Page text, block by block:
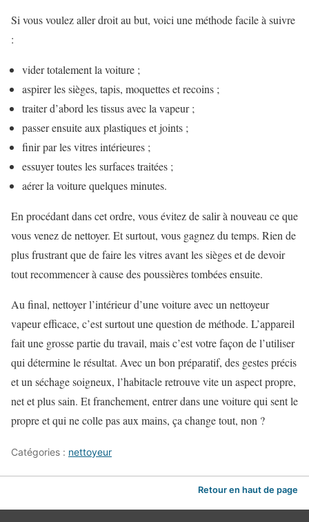
Si vous voulez aller droit au but, voici une méthode facile à suivre
:
vider totalement la voiture ;
aspirer les sièges, tapis, moquettes et recoins ;
traiter d’abord les tissus avec la vapeur ;
passer ensuite aux plastiques et joints ;
finir par les vitres intérieures ;
essuyer toutes les surfaces traitées ;
aérer la voiture quelques minutes.
En procédant dans cet ordre, vous évitez de salir à nouveau ce que
vous venez de nettoyer. Et surtout, vous gagnez du temps. Rien de
plus frustrant que de faire les vitres avant les sièges et de devoir
tout recommencer à cause des poussières tombées ensuite.
Au final, nettoyer l’intérieur d’une voiture avec un nettoyeur
vapeur efficace, c’est surtout une question de méthode. L’appareil
fait une grosse partie du travail, mais c’est votre façon de l’utiliser
qui détermine le résultat. Avec un bon préparatif, des gestes précis
et un séchage soigneux, l’habitacle retrouve vite un aspect propre,
net et plus sain. Et franchement, entrer dans une voiture qui sent le
propre et qui ne colle pas aux mains, ça change tout, non ?
Catégories : nettoyeur
Retour en haut de page